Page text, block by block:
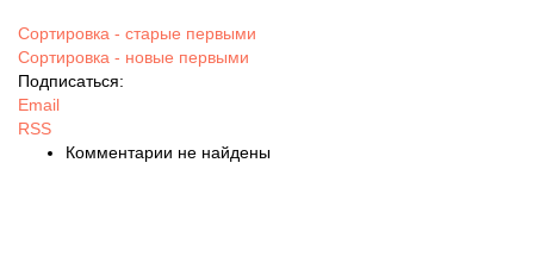
Сортировка - старые первыми
Сортировка - новые первыми
Подписаться:
Email
RSS
Комментарии не найдены